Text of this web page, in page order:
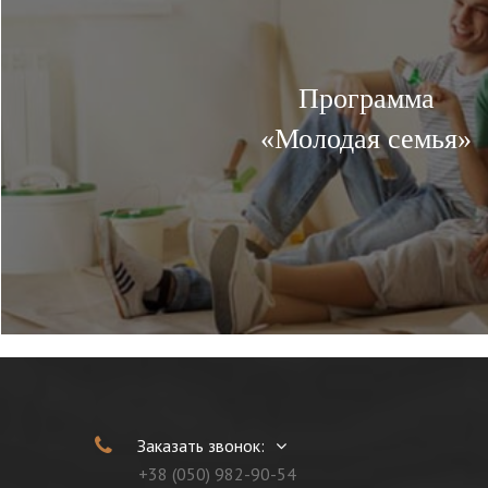
Программа
«Молодая семья»
Заказать звонок:
+38 (050) 982-90-54